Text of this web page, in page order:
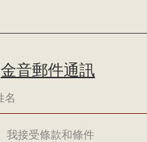
金音郵件通訊
我接受條款和條件